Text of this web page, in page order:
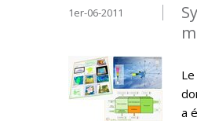
1er-06-2011
a